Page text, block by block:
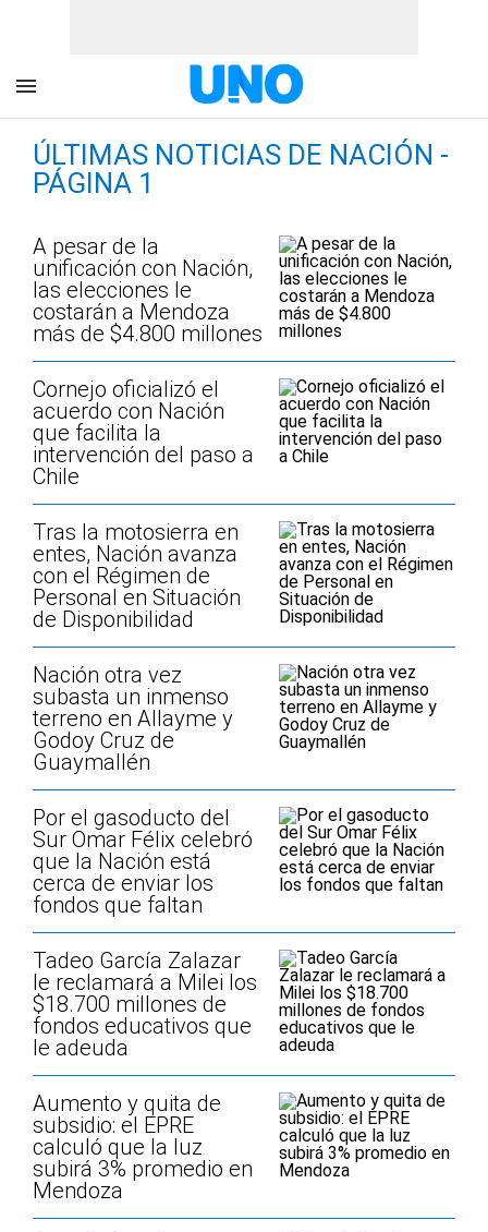
ÚLTIMAS NOTICIAS DE NACIÓN -
PÁGINA 1
A pesar de la
unificación con Nación,
las elecciones le
costarán a Mendoza
más de $4.800 millones
Cornejo oficializó el
acuerdo con Nación
que facilita la
intervención del paso a
Chile
Tras la motosierra en
entes, Nación avanza
con el Régimen de
Personal en Situación
de Disponibilidad
Nación otra vez
subasta un inmenso
terreno en Allayme y
Godoy Cruz de
Guaymallén
Por el gasoducto del
Sur Omar Félix celebró
que la Nación está
cerca de enviar los
fondos que faltan
Tadeo García Zalazar
le reclamará a Milei los
$18.700 millones de
fondos educativos que
le adeuda
Aumento y quita de
subsidio: el EPRE
calculó que la luz
subirá 3% promedio en
Mendoza